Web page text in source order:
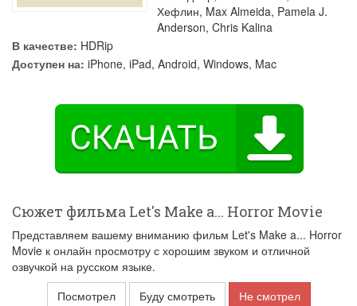
Хефлин, Max Almeida, Pamela J.
Anderson, Chris Kalina
В качестве: HDRip
Доступен на: iPhone, iPad, Android, Windows, Mac
Сюжет фильма Let's Make a... Horror Movie
Представляем вашему вниманию фильм Let's Make a... Horror
Movie к онлайн просмотру с хорошим звуком и отличной
озвучкой на русском языке.
Посмотрел
Буду смотреть Не смотрел